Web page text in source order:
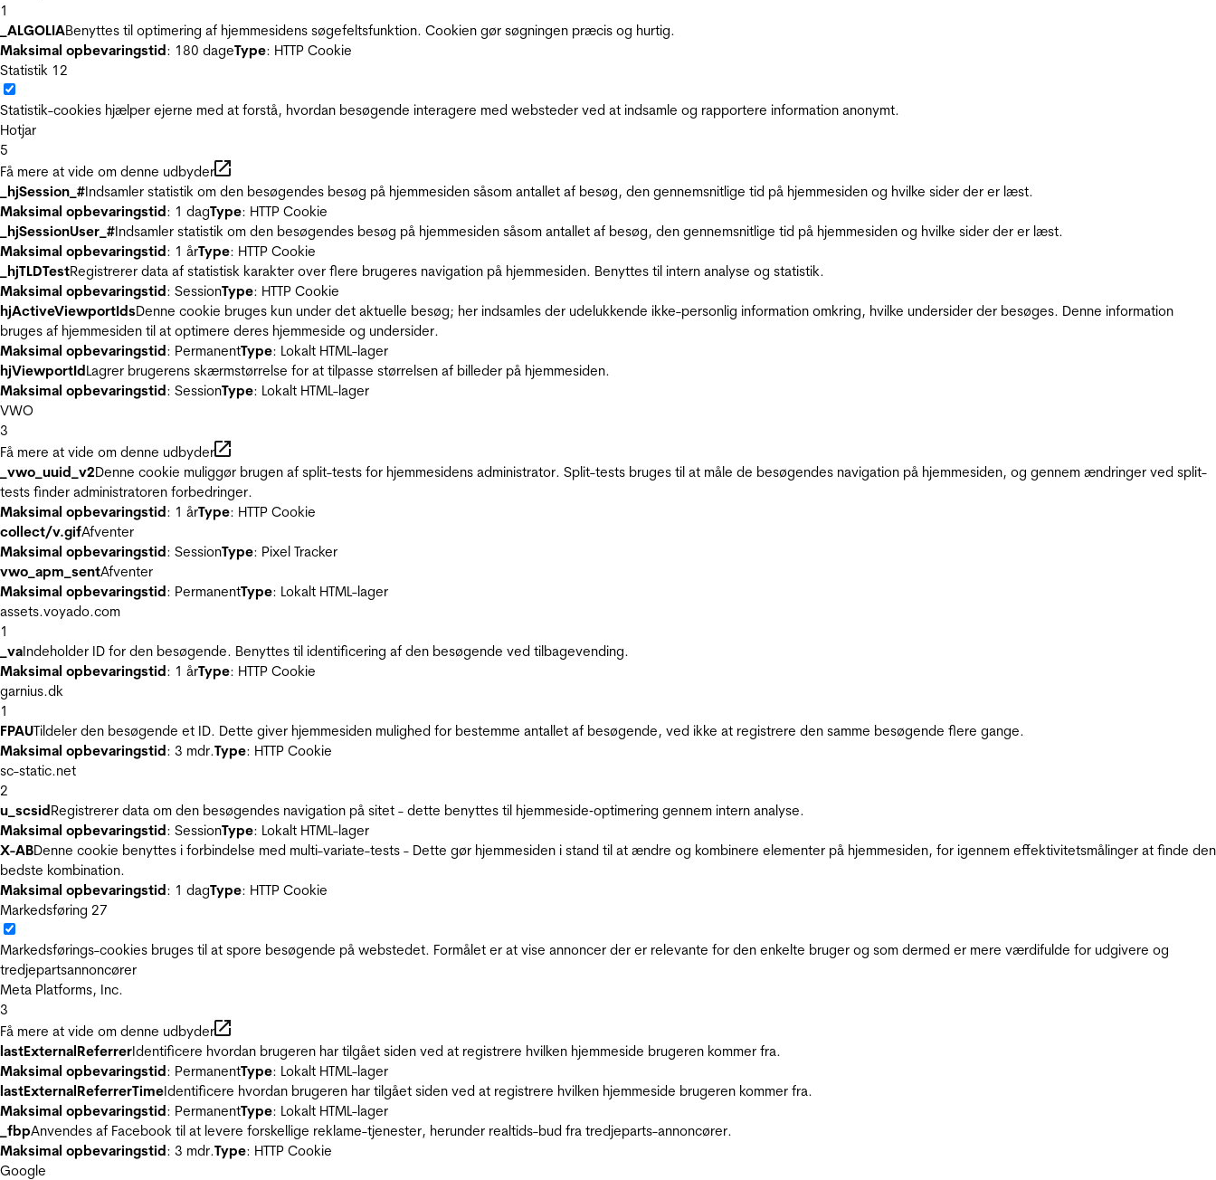
1
_ALGOLIABenyttes til optimering af hjemmesidens søgefeltsfunktion. Cookien gør søgningen præcis og hurtig.
Maksimal opbevaringstid: 180 dageType: HTTP Cookie
Statistik 12
Statistik-cookies hjælper ejerne med at forstå, hvordan besøgende interagere med websteder ved at indsamle og rapportere information anonymt.
Hotjar
5
Få mere at vide om denne udbyder
_hjSession_#Indsamler statistik om den besøgendes besøg på hjemmesiden såsom antallet af besøg, den gennemsnitlige tid på hjemmesiden og hvilke sider der er læst.
Maksimal opbevaringstid: 1 dagType: HTTP Cookie
_hjSessionUser_#Indsamler statistik om den besøgendes besøg på hjemmesiden såsom antallet af besøg, den gennemsnitlige tid på hjemmesiden og hvilke sider der er læst.
Maksimal opbevaringstid: 1 årType: HTTP Cookie
_hjTLDTestRegistrerer data af statistisk karakter over flere brugeres navigation på hjemmesiden. Benyttes til intern analyse og statistik.
Maksimal opbevaringstid: SessionType: HTTP Cookie
hjActiveViewportIdsDenne cookie bruges kun under det aktuelle besøg; her indsamles der udelukkende ikke-personlig information omkring, hvilke undersider der besøges. Denne information
bruges af hjemmesiden til at optimere deres hjemmeside og undersider.
Maksimal opbevaringstid: PermanentType: Lokalt HTML-lager
hjViewportIdLagrer brugerens skærmstørrelse for at tilpasse størrelsen af billeder på hjemmesiden.
Maksimal opbevaringstid: SessionType: Lokalt HTML-lager
VWO
3
Få mere at vide om denne udbyder
_vwo_uuid_v2Denne cookie muliggør brugen af split-tests for hjemmesidens administrator. Split-tests bruges til at måle de besøgendes navigation på hjemmesiden, og gennem ændringer ved split-
tests finder administratoren forbedringer.
Maksimal opbevaringstid: 1 årType: HTTP Cookie
collect/v.gifAfventer
Maksimal opbevaringstid: SessionType: Pixel Tracker
vwo_apm_sentAfventer
Maksimal opbevaringstid: PermanentType: Lokalt HTML-lager
assets.voyado.com
1
_vaIndeholder ID for den besøgende. Benyttes til identificering af den besøgende ved tilbagevending.
Maksimal opbevaringstid: 1 årType: HTTP Cookie
garnius.dk
1
FPAUTildeler den besøgende et ID. Dette giver hjemmesiden mulighed for bestemme antallet af besøgende, ved ikke at registrere den samme besøgende flere gange.
Maksimal opbevaringstid: 3 mdr.Type: HTTP Cookie
sc-static.net
2
u_scsidRegistrerer data om den besøgendes navigation på sitet - dette benyttes til hjemmeside‐optimering gennem intern analyse.
Maksimal opbevaringstid: SessionType: Lokalt HTML-lager
X-ABDenne cookie benyttes i forbindelse med multi-variate-tests - Dette gør hjemmesiden i stand til at ændre og kombinere elementer på hjemmesiden, for igennem effektivitetsmålinger at finde den
bedste kombination.
Maksimal opbevaringstid: 1 dagType: HTTP Cookie
Markedsføring 27
Markedsførings-cookies bruges til at spore besøgende på webstedet. Formålet er at vise annoncer der er relevante for den enkelte bruger og som dermed er mere værdifulde for udgivere og
tredjepartsannoncører
Meta Platforms, Inc.
3
Få mere at vide om denne udbyder
lastExternalReferrerIdentificere hvordan brugeren har tilgået siden ved at registrere hvilken hjemmeside brugeren kommer fra.
Maksimal opbevaringstid: PermanentType: Lokalt HTML-lager
lastExternalReferrerTimeIdentificere hvordan brugeren har tilgået siden ved at registrere hvilken hjemmeside brugeren kommer fra.
Maksimal opbevaringstid: PermanentType: Lokalt HTML-lager
_fbpAnvendes af Facebook til at levere forskellige reklame-tjenester, herunder realtids-bud fra tredjeparts-annoncører.
Maksimal opbevaringstid: 3 mdr.Type: HTTP Cookie
Google